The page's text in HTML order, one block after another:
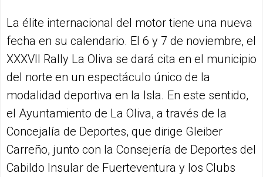
La élite internacional del motor tiene una nueva
fecha en su calendario. El 6 y 7 de noviembre, el
XXXVII Rally La Oliva se dará cita en el municipio
del norte en un espectáculo único de la
modalidad deportiva en la Isla. En este sentido,
el Ayuntamiento de La Oliva, a través de la
Concejalía de Deportes, que dirige Gleiber
Carreño, junto con la Consejería de Deportes del
Cabildo Insular de Fuerteventura y los Clubs